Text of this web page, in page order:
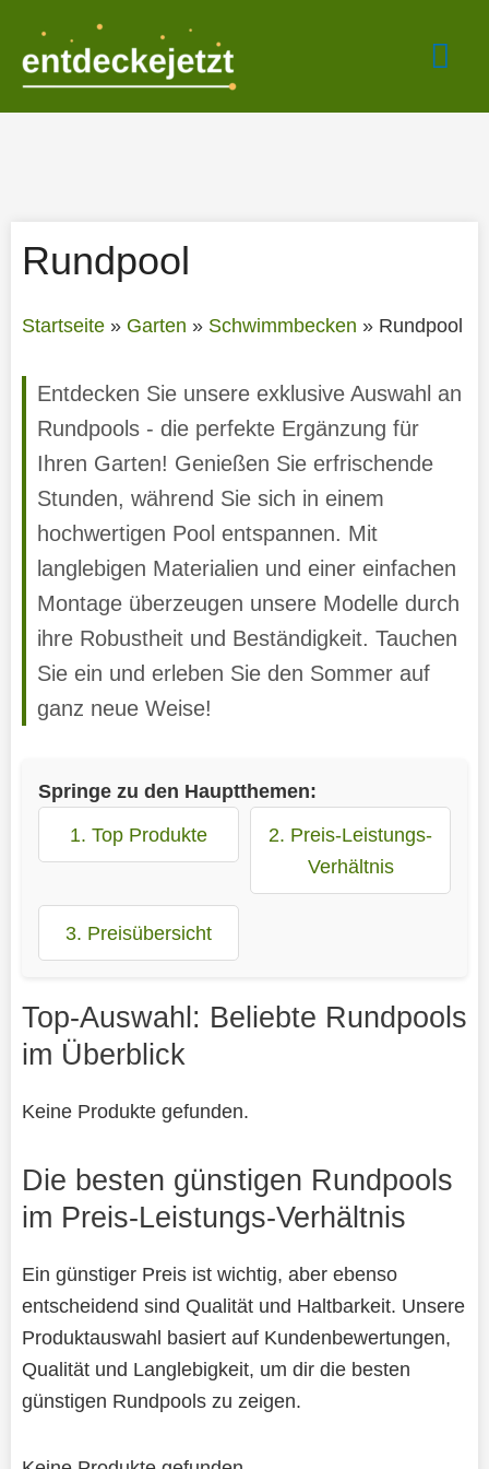
springen
Rundpool
Startseite» Garten » Schwimmbecken » Rundpool
Entdecken Sie unsere exklusive Auswahl an
Rundpools - die perfekte Ergänzung für
Ihren Garten! Genießen Sie erfrischende
Stunden, während Sie sich in einem
hochwertigen Pool entspannen. Mit
langlebigen Materialien und einer einfachen
Montage überzeugen unsere Modelle durch
ihre Robustheit und Beständigkeit. Tauchen
Sie ein und erleben Sie den Sommer auf
ganz neue Weise!
Springe zu den Hauptthemen:
1. Top Produkte
2. Preis-Leistungs-
Verhältnis
3. Preisübersicht
Top-Auswahl: Beliebte Rundpools
im Überblick
Keine Produkte gefunden.
Die besten günstigen Rundpools
im Preis-Leistungs-Verhältnis
Ein günstiger Preis ist wichtig, aber ebenso
entscheidend sind Qualität und Haltbarkeit. Unsere
Produktauswahl basiert auf Kundenbewertungen,
Qualität und Langlebigkeit, um dir die besten
günstigen Rundpools zu zeigen.